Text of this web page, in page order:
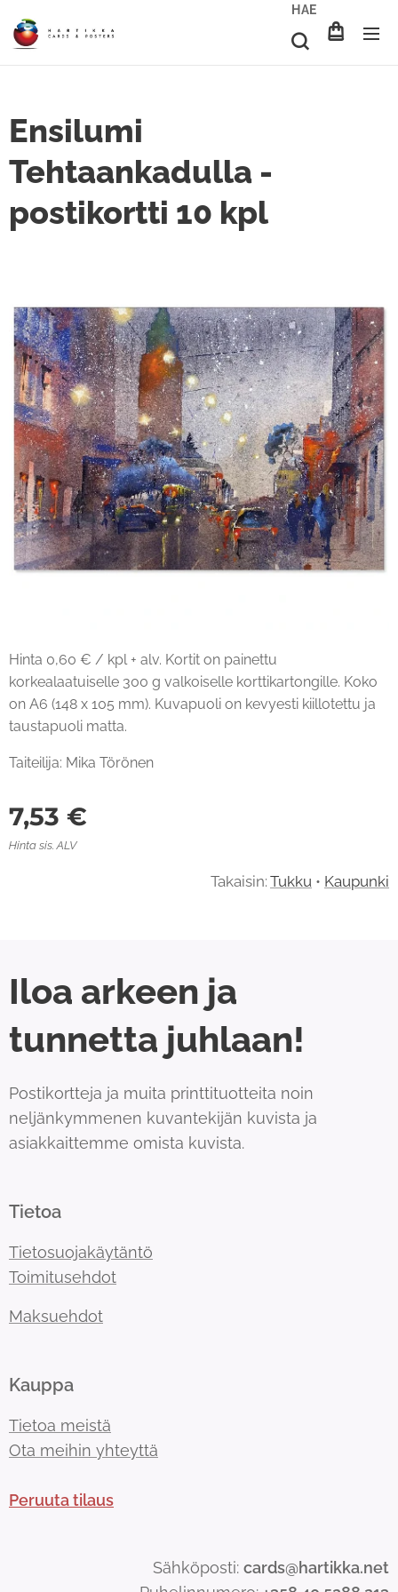
HAE
Ensilumi
Tehtaankadulla -
postikortti 10 kpl
Hinta 0,60 € / kpl + alv. Kortit on painettu
korkealaatuiselle 300 g valkoiselle korttikartongille. Koko
on A6 (148 x 105 mm). Kuvapuoli on kevyesti kiillotettu ja
taustapuoli matta.
Taiteilija: Mika Törönen
7,53 €
Hinta sis. ALV
Takaisin: Tukku • Kaupunki
Iloa arkeen ja
tunnetta juhlaan!
Postikortteja ja muita printtituotteita noin
neljänkymmenen kuvantekijän kuvista ja
asiakkaittemme omista kuvista.
Tietoa
Tietosuojakäytäntö
Toimitusehdot
Maksuehdot
Kauppa
Tietoa meistä
Ota meihin yhteyttä
Peruuta tilaus
Sähköposti: cards@hartikka.net